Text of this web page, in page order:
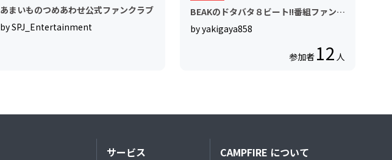
あまいものつめあわせ公式ファンクラブ
by SPJ_Entertainment
BEAKのドタバタ８ビート!!番組ファンク
ラブ【#裏ビート】FMラジオ連携
by yakigaya858
参加者 12 人
サービス CAMPFIRE について